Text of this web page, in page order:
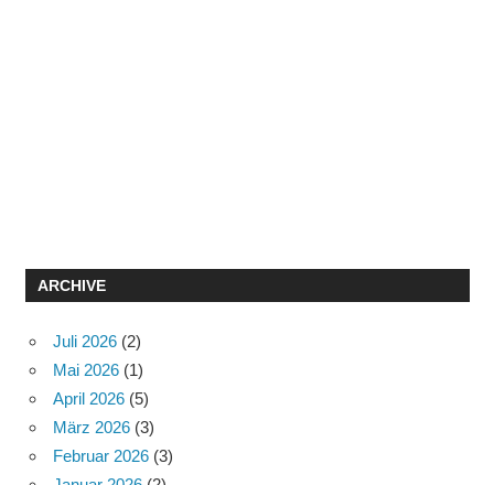
ARCHIVE
Juli 2026 (2)
Mai 2026 (1)
April 2026 (5)
März 2026 (3)
Februar 2026 (3)